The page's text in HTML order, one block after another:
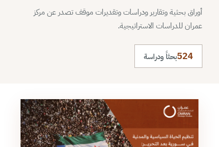
أوراق بحثية وتقارير ودراسات وتقديرات موقف تصدر عن مركز
عمران للدراسات الاستراتيجية.
524بحثاً ودراسة